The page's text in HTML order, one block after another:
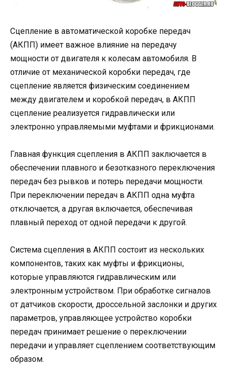
Сцепление в автоматической коробке передач
(АКПП) имеет важное влияние на передачу
мощности от двигателя к колесам автомобиля. В
отличие от механической коробки передач, где
сцепление является физическим соединением
между двигателем и коробкой передач, в АКПП
сцепление реализуется гидравлически или
электронно управляемыми муфтами и фрикционами.
Главная функция сцепления в АКПП заключается в
обеспечении плавного и безотказного переключения
передач без рывков и потерь передачи мощности.
При переключении передач в АКПП одна муфта
отключается, а другая включается, обеспечивая
плавный переход от одной передачи к другой.
Система сцепления в АКПП состоит из нескольких
компонентов, таких как муфты и фрикционы,
которые управляются гидравлическим или
электронным устройством. При обработке сигналов
от датчиков скорости, дроссельной заслонки и других
параметров, управляющее устройство коробки
передач принимает решение о переключении
передачи и управляет сцеплением соответствующим
образом.